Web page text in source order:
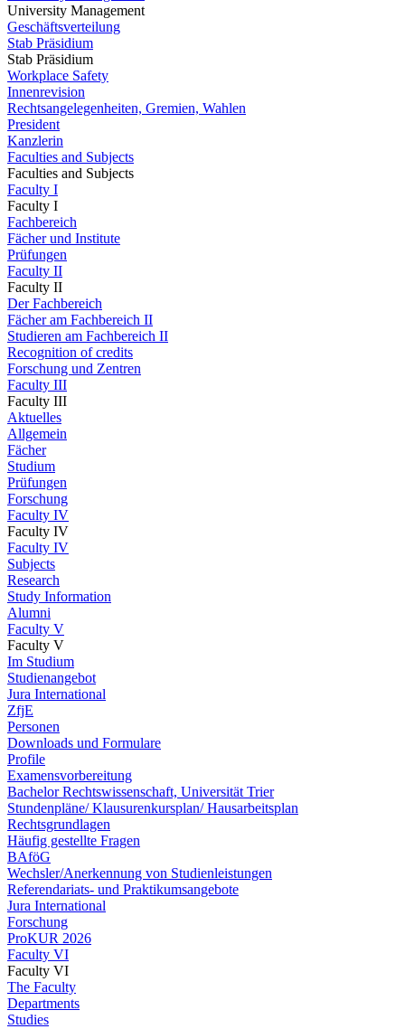
University Management
Geschäftsverteilung
Stab Präsidium
Stab Präsidium
Workplace Safety
Innenrevision
Rechtsangelegenheiten, Gremien, Wahlen
President
Kanzlerin
Faculties and Subjects
Faculties and Subjects
Faculty I
Faculty I
Fachbereich
Fächer und Institute
Prüfungen
Faculty II
Faculty II
Der Fachbereich
Fächer am Fachbereich II
Studieren am Fachbereich II
Recognition of credits
Forschung und Zentren
Faculty III
Faculty III
Aktuelles
Allgemein
Fächer
Studium
Prüfungen
Forschung
Faculty IV
Faculty IV
Faculty IV
Subjects
Research
Study Information
Alumni
Faculty V
Faculty V
Im Studium
Studienangebot
Jura International
ZfjE
Personen
Downloads und Formulare
Profile
Examensvorbereitung
Bachelor Rechtswissenschaft, Universität Trier
Stundenpläne/ Klausurenkursplan/ Hausarbeitsplan
Rechtsgrundlagen
Häufig gestellte Fragen
BAföG
Wechsler/Anerkennung von Studienleistungen
Referendariats- und Praktikumsangebote
Jura International
Forschung
ProKUR 2026
Faculty VI
Faculty VI
The Faculty
Departments
Studies